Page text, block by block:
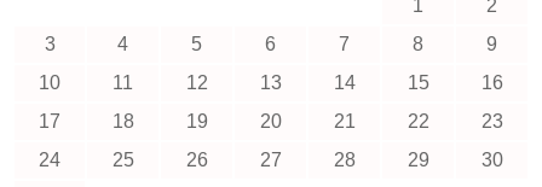
1
2
3
4 5 6 7 8
9
10
11 12 13 14 15
16
17
18 19 20 21 22
23
24
25 26 27 28 29
30